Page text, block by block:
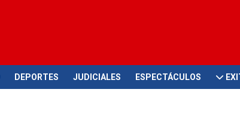
DEPORTES JUDICIALES ESPECTÁCULOS